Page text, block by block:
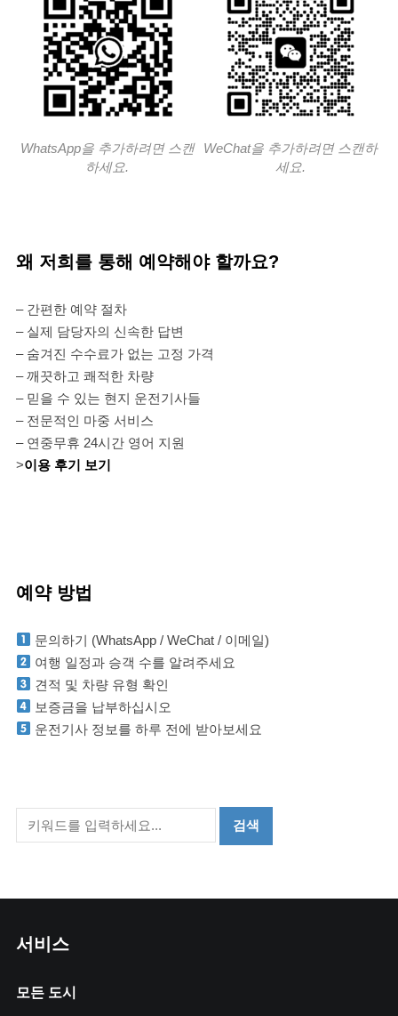
WhatsApp을 추가하려면 스캔
하세요.
WeChat을 추가하려면 스캔하
세요.
왜 저희를 통해 예약해야 할까요?
– 간편한 예약 절차
– 실제 담당자의 신속한 답변
– 숨겨진 수수료가 없는 고정 가격
– 깨끗하고 쾌적한 차량
– 믿을 수 있는 현지 운전기사들
– 전문적인 마중 서비스
– 연중무휴 24시간 영어 지원
>이용 후기 보기
예약 방법
문의하기 (WhatsApp / WeChat / 이메일)
여행 일정과 승객 수를 알려주세요
견적 및 차량 유형 확인
보증금을 납부하십시오
운전기사 정보를 하루 전에 받아보세요
서비스
모든 도시